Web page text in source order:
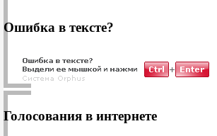
Ошибка в тексте?
Голосования в интернете